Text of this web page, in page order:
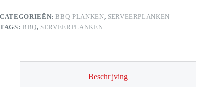
CATEGORIEËN:BBQ-PLANKEN, SERVEERPLANKEN
TAGS: BBQ, SERVEERPLANKEN
Beschrijving